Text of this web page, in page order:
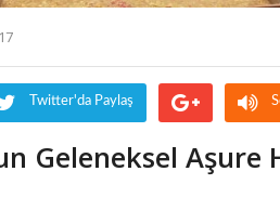
Twitter'da Paylaş
Geleneksel Aşure